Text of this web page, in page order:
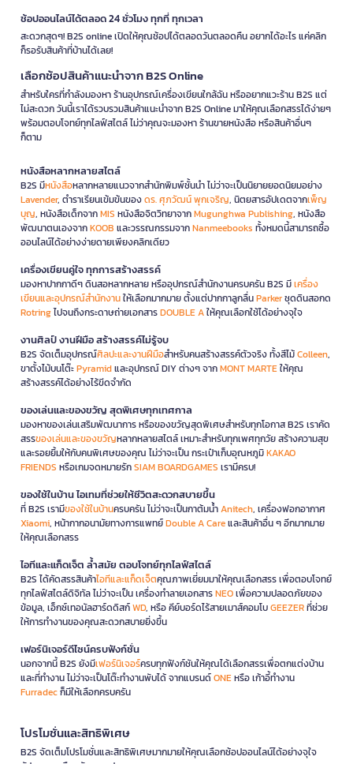
ช้อปออนไลน์ได้ตลอด 24 ชั่วโมง ทุกที่ ทุกเวลา
สะดวกสุดๆ! B2S online เปิดให้คุณช้อปได้ตลอดวันตลอดคืน อยากได้อะไร แค่คลิก
ก็รอรับสินค้าที่บ้านได้เลย!
เลือกช้อปสินค้าแนะนำจาก B2S Online
สำหรับใครที่กำลังมองหา ร้านอุปกรณ์เครื่องเขียนใกล้ฉัน หรืออยากแวะร้าน B2S แต่
ไม่สะดวก วันนี้เราได้รวบรวมสินค้าแนะนำจาก B2S Online มาให้คุณเลือกสรรได้ง่ายๆ
พร้อมตอบโจทย์ทุกไลฟ์สไตล์ ไม่ว่าคุณจะมองหา ร้านขายหนังสือ หรือสินค้าอื่นๆ
ก็ตาม
หนังสือหลากหลายสไตล์
B2S มีหนังสือหลากหลายแนวจากสำนักพิมพ์ชั้นนำ ไม่ว่าจะเป็นนิยายยอดนิยมอย่าง
Lavender, ตำราเรียนเข้มข้นของดร. ศุภวัฒน์ พุกเจริญ, นิตยสารอัปเดตจากเพ็ญ
บุญ, หนังสือเด็กจากMIS หนังสือจิตวิทยาจากMugunghwa Publishing, หนังสือ
พัฒนาตนเองจากKOOB และวรรณกรรมจากNanmeebooks ทั้งหมดนี้สามารถซื้อ
ออนไลน์ได้อย่างง่ายดายเพียงคลิกเดียว
เครื่องเขียนคู่ใจ ทุกการสร้างสรรค์
มองหาปากกาดีๆ ดินสอหลากหลาย หรืออุปกรณ์สำนักงานครบครัน B2S มีเครื่อง
เขียนและอุปกรณ์สำนักงานให้เลือกมากมาย ตั้งแต่ปากกาลูกลื่นParkerชุดดินสอกด
Rotringไปจนถึงกระดาษถ่ายเอกสารDOUBLE Aให้คุณเลือกใช้ได้อย่างจุใจ
งานศิลป์ งานฝีมือ สร้างสรรค์ไม่รู้จบ
B2S จัดเต็มอุปกรณ์ศิลปะและงานฝีมือสำหรับคนสร้างสรรค์ตัวจริง ทั้งสีไม้Colleen,
ขาตั้งไม้บนโต๊ะPyramidและอุปกรณ์ DIY ต่างๆ จากMONT MARTEให้คุณ
สร้างสรรค์ได้อย่างไร้ขีดจำกัด
ของเล่นและของขวัญ สุดพิเศษทุกเทศกาล
มองหาของเล่นเสริมพัฒนาการ หรือของขวัญสุดพิเศษสำหรับทุกโอกาส B2S เราคัด
สรรของเล่นและของขวัญหลากหลายสไตล์ เหมาะสำหรับทุกเพศทุกวัย สร้างความสุข
และรอยยิ้มให้กับคนพิเศษของคุณ ไม่ว่าจะเป็น กระเป๋าเก็บอุณหภูมิKAKAO
FRIENDS หรือเกมจดหมายรักSIAM BOARDGAMES เรามีครบ!
ของใช้ในบ้าน ไอเทมที่ช่วยให้ชีวิตสะดวกสบายขึ้น
ที่ B2S เรามีของใช้ในบ้านครบครัน ไม่ว่าจะเป็นกาต้มน้ำAnitech, เครื่องฟอกอากาศ
Xiaomi, หน้ากากอนามัยทางการแพทย์Double A Careและสินค้าอื่น ๆ อีกมากมาย
ให้คุณเลือกสรร
ไอทีและแก็ดเจ็ต ล้ำสมัย ตอบโจทย์ทุกไลฟ์สไตล์
B2S ได้คัดสรรสินค้าไอทีและแก็ดเจ็ตคุณภาพเยี่ยมมาให้คุณเลือกสรร เพื่อตอบโจทย์
ทุกไลฟ์สไตล์ดิจิทัล ไม่ว่าจะเป็น เครื่องทำลายเอกสารNEOเพื่อความปลอดภัยของ
ข้อมูล, เอ็กซ์เทอนัลฮาร์ดดิสก์WD, หรือ คีย์บอร์ดไร้สายเมาส์คอมโบGEEZERที่ช่วย
ให้การทำงานของคุณสะดวกสบายยิ่งขึ้น
เฟอร์นิเจอร์ดีไซน์ครบฟังก์ชั่น
นอกจากนี้ B2S ยังมีเฟอร์นิเจอร์ครบทุกฟังก์ชันให้คุณได้เลือกสรรเพื่อตกแต่งบ้าน
และที่ทำงาน ไม่ว่าจะเป็นโต๊ะทำงานพับได้ จากแบรนด์ONEหรือ เก้าอี้ทำงาน
Furradecก็มีให้เลือกครบครัน
โปรโมชั่นและสิทธิพิเศษ
B2S จัดเต็มโปรโมชั่นและสิทธิพิเศษมากมายให้คุณเลือกช้อปออนไลน์ได้อย่างจุใจ